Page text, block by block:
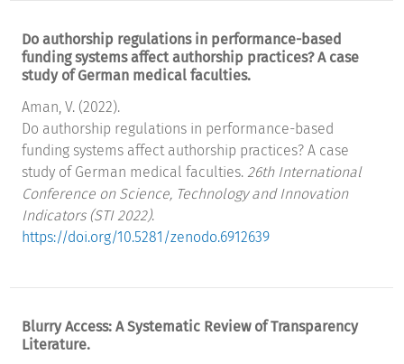
Do authorship regulations in performance-based
funding systems affect authorship practices? A case
study of German medical faculties.
Aman, V. (2022).
Do authorship regulations in performance-based
funding systems affect authorship practices? A case
study of German medical faculties. 26th International
Conference on Science, Technology and Innovation
Indicators (STI 2022).
https://doi.org/10.5281/zenodo.6912639
Blurry Access: A Systematic Review of Transparency
Literature.